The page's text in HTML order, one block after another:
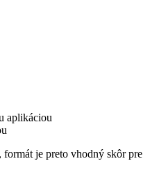
aplikáciou
je preto vhodný skôr pre